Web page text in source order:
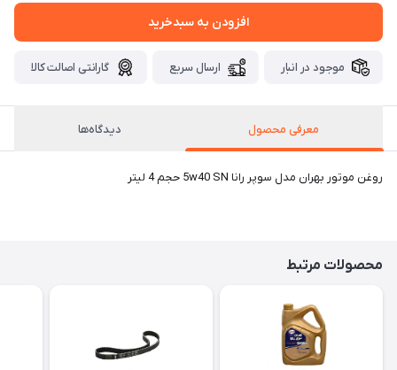
افزودن به سبدخرید
موجود در انبار ارسال سریع گارانتی اصالت کالا
معرفی محصول دیدگاه‌ها
روغن موتور بهران مدل سوپر رانا 5w40 SN حجم 4 لیتر
محصولات مرتبط